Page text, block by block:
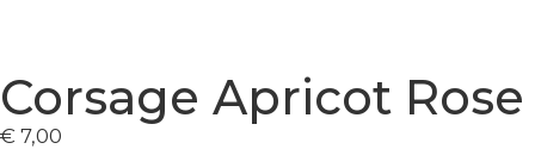
Corsage Apricot Rose
€ 7,00